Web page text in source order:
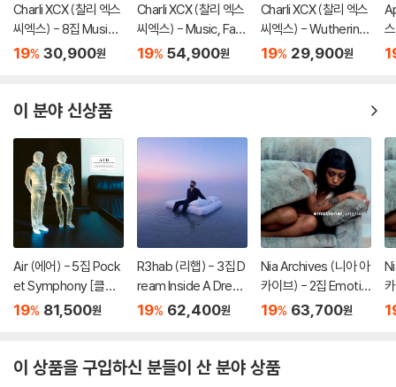
Charli XCX (찰리 엑스
씨엑스) - 8집 Music,
Fashion, Film
19% 30,900원
Charli XCX (찰리 엑스
씨엑스) - Music, Fas
hion, Film [LP]
19% 54,900원
Charli XCX (찰리 엑스
씨엑스) - Wuthering
Heights
19% 29,900원
이 분야 신상품
Air (에어) - 5집 Pock
et Symphony [클리
어 컬러 2LP]
19% 81,500원
R3hab (리햅) - 3집 D
ream Inside A Drea
m [마블 컬러 LP]
19% 62,400원
Nia Archives (니아 아
카이브) - 2집 Emotio
nal Junglist [블랙 &
19% 63,700원
이 상품을 구입하신 분들이 산 분야 상품